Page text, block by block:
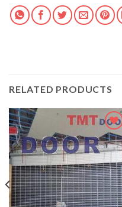
RELATED PRODUCTS
Add to
wishlist